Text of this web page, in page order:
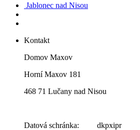
Jablonec nad Nisou
Kontakt
Domov Maxov
Horní Maxov 181
468 71 Lučany nad Nisou
Datová schránka: dkpxipr